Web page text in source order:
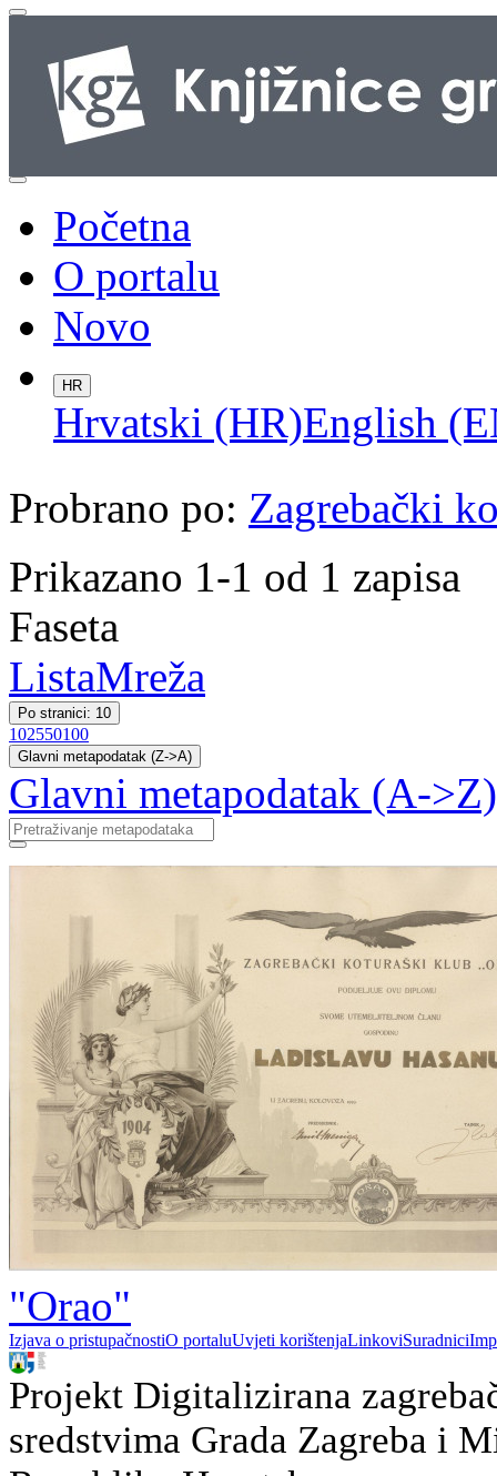
Početna
O portalu
Novo
HR
Hrvatski (HR)English
Probrano po: Zagrebački
Prikazano 1-1 od 1 zapisa
Faseta
ListaMreža
Po stranici: 10
102550100
Glavni metapodatak (Z->A)
Glavni metapodatak (A->Z)
"Orao"
Izjava o pristupačnostiO portaluUvjeti korištenjaLinkoviSuradnici
Projekt Digitalizirana
sredstvima Grada Zagreba i